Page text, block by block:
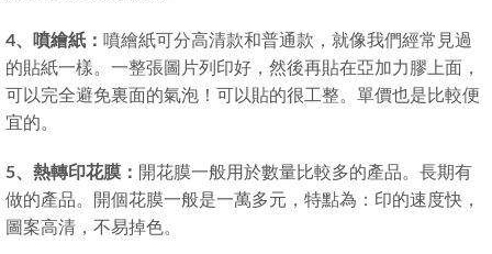
4、噴繪紙： 噴繪紙可分高清款和普通款，就像我們經常見過
的貼紙一樣。一整張圖片列印好，然後再貼在亞加力膠上面，
可以完全避免裏面的氣泡！可以貼的很工整。單價也是比較便
宜的。
5、熱轉印花膜： 開花膜一般用於數量比較多的產品。長期有
做的產品。開個花膜一般是一萬多元，特點為：印的速度快，
圖案高清，不易掉色。